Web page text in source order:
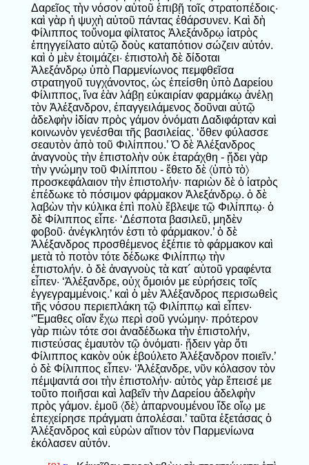
Δαρεῖος τὴν νόσον αὐτοῦ ἐπιβῇ τοῖς στρατοπέδοις·
καὶ γὰρ ἡ ψυχὴ αὐτοῦ πάντας ἐθάρσυνεν. Καὶ δὴ
Φίλιππος τοὔνομα φίλτατος Ἀλεξάνδρῳ ἰατρὸς
ἐπηγγείλατο αὐτῷ δοὺς καταπότιον σώζειν αὐτόν.
καὶ ὁ μὲν ἑτοιμάζει· ἐπιστολὴ δὲ δίδοται
Ἀλεξάνδρῳ ὑπὸ Παρμενίωνος πεμφθεῖσα
στρατηγοῦ τυγχάνοντος, ὡς ἐπείσθη ὑπὸ Δαρείου
Φίλιππος, ἵνα ἐὰν λάβῃ εὐκαιρίαν φαρμάκῳ ἀνέλῃ
τὸν Ἀλέξανδρον, ἐπαγγειλάμενος δοῦναι αὐτῷ
ἀδελφὴν ἰδίαν πρὸς γάμον ὀνόματι Δαδιφάρταν καὶ
κοινωνὸν γενέσθαι τῆς βασιλείας. ‘ὅθεν φύλασσε
σεαυτὸν ἀπὸ τοῦ Φιλίππου.’ Ὁ δὲ Ἀλέξανδρος
ἀναγνοὺς τὴν ἐπιστολὴν οὐκ ἐταράχθη - ᾔδει γὰρ
τὴν γνώμην τοῦ Φιλίππου - ἔθετο δὲ 〈ὑπὸ τὸ〉
προσκεφάλαιον τὴν ἐπιστολήν· παριὼν δὲ ὁ ἰατρὸς
ἐπέδωκε τὸ πόσιμον φάρμακον Ἀλεξάνδρῳ. ὁ δὲ
λαβὼν τὴν κύλικα ἐπὶ πολὺ ἔβλεψε τῷ Φιλίππῳ· ὁ
δὲ Φίλιππος εἶπε· ‘Δέσποτα βασιλεῦ, μηδὲν
φοβοῦ· ἀνέγκλητόν ἐστι τὸ φάρμακον.’ ὁ δὲ
Ἀλέξανδρος προσθέμενος ἐξέπιε τὸ φάρμακον καὶ
μετὰ τὸ ποτὸν τότε δέδωκε Φιλίππῳ τὴν
ἐπιστολήν. ὁ δὲ ἀναγνοὺς τὰ κατ´ αὐτοῦ γραφέντα
εἶπεν· ‘Ἀλέξανδρε, οὐχ ὅμοιόν με εὑρήσεις τοῖς
ἐγγεγραμμένοις.’ καὶ ὁ μὲν Ἀλέξανδρος περισωθεὶς
τῆς νόσου περιεπλάκη τῷ Φιλίππῳ καὶ εἶπεν·
‘Ἔμαθες οἵαν ἔχω περὶ σοῦ γνώμην· πρότερον
γὰρ πιὼν τότε σοι ἀναδέδωκα τὴν ἐπιστολήν,
πιστεύσας ἐμαυτὸν τῷ ὀνόματι· ᾔδειν γὰρ ὅτι
Φίλιππος κακὸν οὐκ ἐβούλετο Ἀλέξανδρον ποιεῖν.’
ὁ δὲ Φίλιππος εἶπεν· ‘Ἀλέξανδρε, νῦν κόλασον τὸν
πέμψαντά σοι τὴν ἐπιστολήν· αὐτὸς γὰρ ἔπεισέ με
τοῦτο ποιῆσαι καὶ λαβεῖν τὴν Δαρείου ἀδελφὴν
πρὸς γάμον. ἐμοῦ 〈δὲ〉 ἀπαρνουμένου ἴδε οἵῳ με
ἐπεχείρησε πράγματι ἀπολέσαι.’ ταῦτα ἐξετάσας ὁ
Ἀλέξανδρος καὶ εὑρὼν αἴτιον τὸν Παρμενίωνα
ἐκόλασεν αὐτόν.